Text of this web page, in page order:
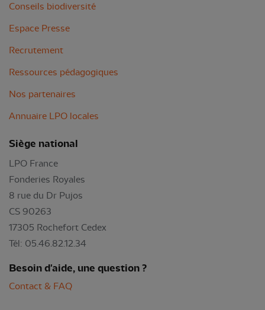
Conseils biodiversité
Espace Presse
Recrutement
Ressources pédagogiques
Nos partenaires
Annuaire LPO locales
Siège national
LPO France
Fonderies Royales
8 rue du Dr Pujos
CS 90263
17305 Rochefort Cedex
Tél: 05.46.82.12.34
Besoin d'aide, une question ?
Contact & FAQ